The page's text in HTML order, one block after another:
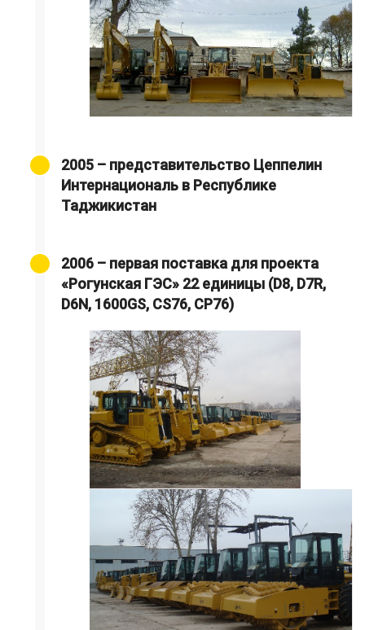
2005 – представительство Цеппелин
Интернациональ в Республике
Таджикистан
2006 – первая поставка для проекта
«Рогунская ГЭС» 22 единицы (D8, D7R,
D6N, 1600GS, CS76, CP76)